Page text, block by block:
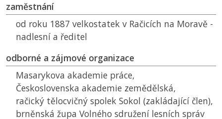
zaměstnání
od roku 1887 velkostatek v Račicích na Moravě -
nadlesní a ředitel
odborné a zájmové organizace
Masarykova akademie práce,
Československa akademie zemědělská,
račický tělocvičný spolek Sokol (zakládající člen),
brněnská župa Volného sdružení lesních správ